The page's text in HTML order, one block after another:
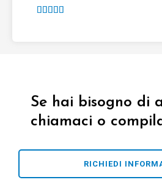
    
Se hai bisogno di
chiamaci o
RICHIEDI